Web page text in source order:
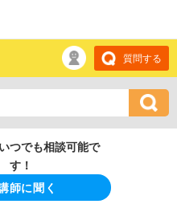
質問する
つでも相談可能で
す！
師に聞く